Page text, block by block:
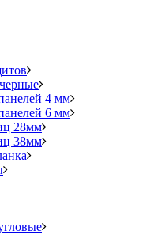
4 мм
6 мм
28мм
38мм